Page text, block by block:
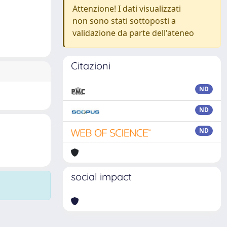
Attenzione! I dati visualizzati
non sono stati sottoposti a
validazione da parte dell'ateneo
Citazioni
ND
ND
ND
social impact